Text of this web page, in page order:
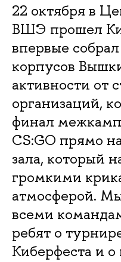
22 октября в
ВШЭ прошел
впервые
корпусов
активности от
организаций,
финал
CS:GO прямо
зала, который
громкими
атмосферой.
всеми
ребят о
Киберфеста и